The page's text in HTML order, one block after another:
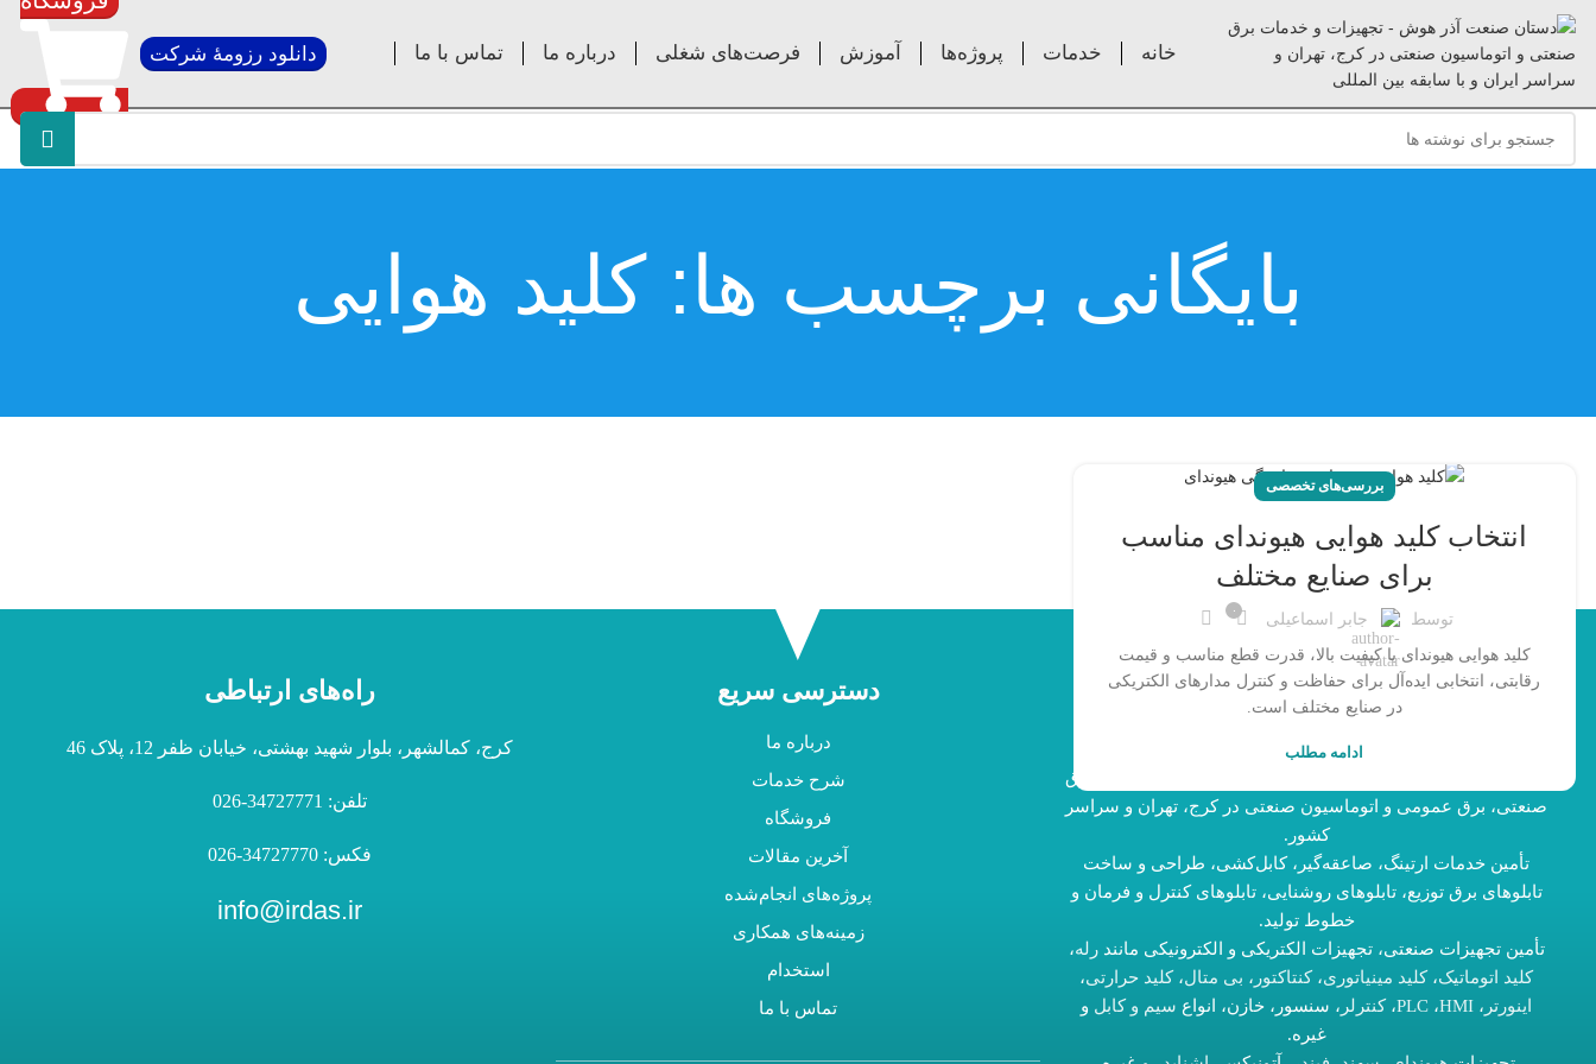
خانه خدمات پروژه‌ها آموزش فرصت‌های شغلی درباره ما تماس با ما دانلود رزومۀ شرکت
بایگانی برچسب ها: کلید هوایی
بررسی‌های تخصصی
انتخاب کلید هوایی هیوندای مناسب
برای صنایع مختلف
توسط جابر اسماعیلی ۰
کلید هوایی هیوندای با کیفیت بالا، قدرت قطع مناسب و قیمت
رقابتی، انتخابی ایده‌آل برای حفاظت و کنترل مدارهای الکتریکی
در صنایع مختلف است.
ادامه مطلب
شرکت دستان صنعت آذر هوش، ارائه‌دهنده خدمات و تجهیزات برق
صنعتی، برق عمومی و اتوماسیون صنعتی در کرج، تهران و سراسر
کشور.
تأمین خدمات ارتینگ، صاعقه‌گیر، کابل‌کشی، طراحی و ساخت
تابلوهای برق توزیع، تابلوهای روشنایی، تابلوهای کنترل و فرمان و
خطوط تولید.
تأمین تجهیزات صنعتی، تجهیزات الکتریکی و الکترونیکی مانندرله،
کلید اتوماتیک،کلید مینیاتوری،کنتاکتور ، بی متال،کلید حرارتی،
اینورتر ، PLC ،HMI ،کنترلر ، سنسور، خازن، انواع سیم و کابل و
غیره.
دسترسی سریع
درباره ما
شرح خدمات
فروشگاه
آخرین مقالات
پروژه‌های انجام‌شده
زمینه‌های همکاری
استخدام
تماس با ما
راه‌های ارتباطی
کرج، کمالشهر، بلوار شهید بهشتی، خیابان ظفر 12، پلاک 46
تلفن: 34727771-026
فکس: 34727770-026
info@irdas.ir